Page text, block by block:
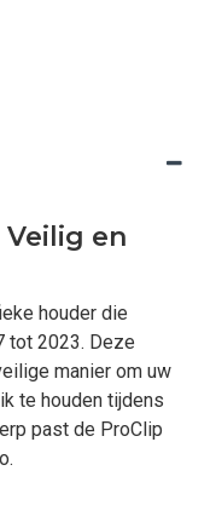
en
houder die
tot 2023. Deze
manier om uw
te houden tijdens
past de ProClip